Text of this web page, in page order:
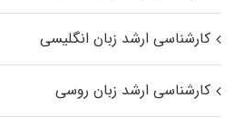
کارشناسی ارشد زبان انگلیسی
کارشناسی ارشد زبان روسی